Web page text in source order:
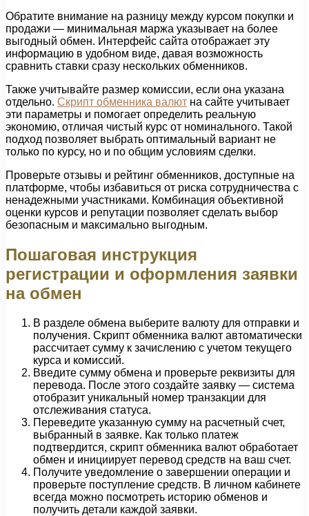
Обратите внимание на разницу между курсом покупки и
продажи — минимальная маржа указывает на более
выгодный обмен. Интерфейс сайта отображает эту
информацию в удобном виде, давая возможность
сравнить ставки сразу нескольких обменников.
Также учитывайте размер комиссии, если она указана
отдельно. Скрипт обменника валют на сайте учитывает
эти параметры и помогает определить реальную
экономию, отличая чистый курс от номинального. Такой
подход позволяет выбрать оптимальный вариант не
только по курсу, но и по общим условиям сделки.
Проверьте отзывы и рейтинг обменников, доступные на
платформе, чтобы избавиться от риска сотрудничества с
ненадежными участниками. Комбинация объективной
оценки курсов и репутации позволяет сделать выбор
безопасным и максимально выгодным.
Пошаговая инструкция
регистрации и оформления заявки
на обмен
В разделе обмена выберите валюту для отправки и
получения. Скрипт обменника валют автоматически
рассчитает сумму к зачислению с учетом текущего
курса и комиссий.
Введите сумму обмена и проверьте реквизиты для
перевода. После этого создайте заявку — система
отобразит уникальный номер транзакции для
отслеживания статуса.
Переведите указанную сумму на расчетный счет,
выбранный в заявке. Как только платеж
подтвердится, скрипт обменника валют обработает
обмен и инициирует перевод средств на ваш счет.
Получите уведомление о завершении операции и
проверьте поступление средств. В личном кабинете
всегда можно посмотреть историю обменов и
получить детали каждой заявки.